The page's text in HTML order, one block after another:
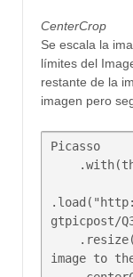
CenterCrop
Se escala la
límites del
restante de la
imagen pero
Picasso
gtpicpost/
image to